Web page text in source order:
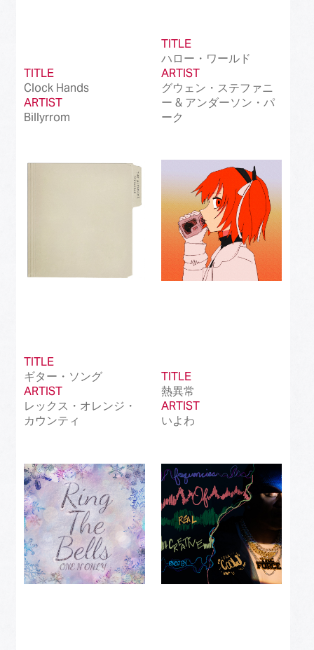
TITLE
Clock Hands
ARTIST
Billyrrom
TITLE
ハロー・ワールド
ARTIST
グウェン・ステファニ
ー & アンダーソン・パ
ーク
TITLE
ギター・ソング
ARTIST
レックス・オレンジ・
カウンティ
TITLE
熱異常
ARTIST
いよわ